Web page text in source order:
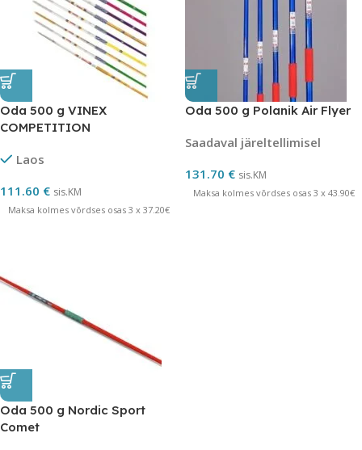
Oda 500 g VINEX
COMPETITION
Laos
111.60 € sis.KM
Maksa kolmes võrdses osas 3 x 37.20€
Oda 500 g Polanik Air Flyer
Saadaval järeltellimisel
131.70 € sis.KM
Maksa kolmes võrdses osas 3 x 43.90€
Oda 500 g Nordic Sport
Comet